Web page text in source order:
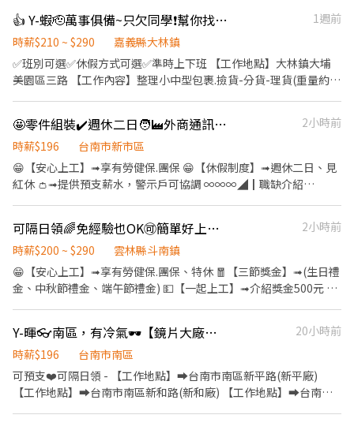
嘉義大林鎮大埔美園區三路 💼工作內容: 進出貨作業 (商品撿貨、分
貨、理貨) 確認貨品數量正確 異常包裹作業、每日作業異常排除 包
裹條碼掃描 完成主管交辦事項 ⏰上班時間: 📆排休制 ⭐長期早
班:09:00-18:00，休息一小時，時薪200元，檔期津貼15元/時 ⭐長
期晚班:15:30~00:30，休息一小時，時薪205元，檔期津貼45元/時
元/時 ⭐長期晚八:20:00~00:00，時薪200元，檔期津貼30元/時 📆周
休制 ⭐長期早班(休六日):09:00-18:00，休息一小時，時薪200/時，
時薪205/時，檔期津貼35元/時 ⭐長期大夜班(休六
日):00:00~09:00，休息一小時，時薪210/時，檔期津貼65元/時 ⭐長
期晚八(休日一):20:00~00:00，時薪200元，檔期津貼20元/時 ⭐檔期
津貼需上滿該班別時數方可領取 ∞∞∞◢┃詢問預約┃◣∞∞∞ ✅
✅L.I.N.E.➠@826jcnfy(要加@唷) ✅【快速加入】
➠https://lin.ee/RDrxb6W
👍 Y-蝦🫡萬事俱備~只欠同學❗幫你找暑假打工【可視訊面試】時薪最高290元
1週前
時薪$210 ~ $290
嘉義縣大林鎮
✅班別可選✅休假方式可選✅準時上下班 【工作地點】大林鎮大埔
美園區三路 【工作內容】整理小中型包裹.撿貨-分貨-理貨(重量約5-
期津貼+10元【$210元/時】 【中班】➡️15:30-00:30➡️時薪205+08
月檔期津貼+35元【$240元/時】 【夜班】➡️00:00-09:00➡️時薪
210+08月檔期津貼+65元【$275元/時】 【晚八】(休日和
一)➡️20:00-24:00➡️時薪200+08月檔期津貼+20元【$220元/時】 -
津貼+45元【$250元/時】 【夜班】➡️00:00-09:00➡️時薪215+08月
檔期津貼+75元【$290元/時】 【晚八】➡️20:00-24:00➡️時薪
】 投遞履歷➡快速接洽面試 - ╔~~♥~~♥~~⭐️【 應徵方式 】
⭐️~~♥~~♥~~╗ ↓↓找嘉嘉 工作攏低嘉↓↓ ☎️連絡電
話:0933670253 ☎️加瀨詢問:@927wcdri 陳嘉嘉 ➡️火速找嘉嘉
https://lin.ee/Y30dLdb ╚~~♥~~♥~~⭐️【 快速找工作 】
🤩零件組裝✔️週休二日🧑‍🏭外商通訊器材廠🧑‍🏭固定班🤩可申請預支⚡️
2小時前
時薪$196
台南市新市區
😁【安心上工】➟享有勞健保.團保 😁【休假制度】➟週休二日、見
紅休 👛➟提供預支薪水，警示戶可協調 ∞∞∞◢┃職缺介紹
驗。 3. 生產需求之相關工作事項。 4. 配合生產需求輪調各工作站
別。 5. 主管交辦事項。 ⏰上班時間: ➡️固定日班: 08:30-17:30 (休息
時間10:00-10:10、12:00-13:00、15:00-15:10) 薪資$29,500元/月
+出勤獎勵金$1,000元/月 ∞∞∞◢┃詢問預約┃◣∞∞∞ ✅服務專
員➠文文小姐 ✅手機➠0932-733-893 ✅L.I.N.E.➠@826jcnfy(要加@
可隔日領🌈免經驗也OK🉑️簡單好上手💰超高時薪200～290✔️快速上工✔️
2小時前
時薪$200 ~ $290
雲林縣斗南鎮
😁【安心上工】➟享有勞健保.團保、特休 🧧【三節獎金】➟(生日禮
金、中秋節禮金、端午節禮金) 💵【一起上工】➟介紹獎金500元 🫧
嘉義大林鎮大埔美園區三路 💼工作內容: 進出貨作業 (商品撿貨、分
貨、理貨) 確認貨品數量正確 異常包裹作業、每日作業異常排除 包
裹條碼掃描 完成主管交辦事項 ⏰上班時間: 📆排休制 ⭐長期早
班:09:00-18:00，休息一小時，時薪200元，檔期津貼15元/時 ⭐長
期晚班:15:30~00:30，休息一小時，時薪205元，檔期津貼45元/時
Y-暉👓南區，有冷氣🕶️【鏡片大廠作業員】➡️光學鏡片大廠✅週休六日✅免經驗可
20小時前
時薪$196
台南市南區
可預支❤️可隔日領 - 【工作地點】➡️台南市南區新平路(新平廠)
【工作地點】➡️台南市南區新和路(新和廠) 【工作地點】➡️台南市